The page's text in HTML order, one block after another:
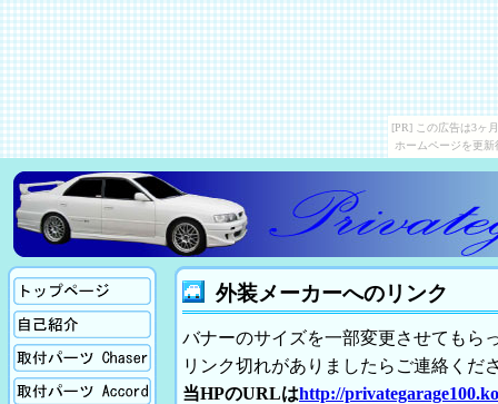
[PR] この広告は3ヶ
ホームページを更
ホーム
自己紹介
取付パーツの紹介Chaser
取付パーツの紹介Accord
外装メーカーへのリンク
バナーのサイズを一部変更させてもら
リンク切れがありましたらご連絡くだ
当HPのURLはhttp://